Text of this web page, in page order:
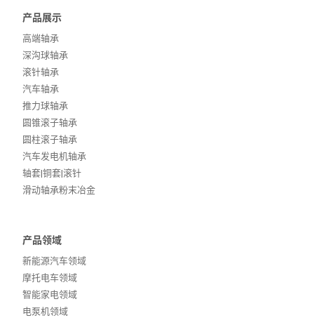
产品展示
高端轴承
深沟球轴承
滚针轴承
汽车轴承
推力球轴承
圆锥滚子轴承
圆柱滚子轴承
汽车发电机轴承
轴套|铜套|滚针
滑动轴承粉末冶金
产品领域
新能源汽车领域
摩托电车领域
智能家电领域
电泵机领域